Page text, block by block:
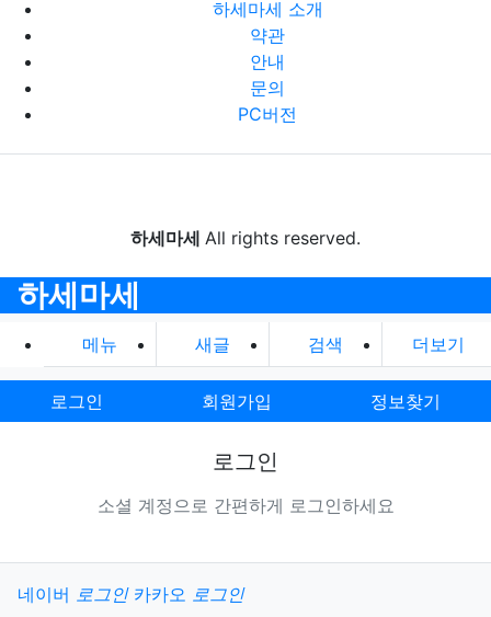
하세마세 소개
약관
안내
문의
PC버전
하세마세 All rights reserved.
하세마세
메뉴 새글 검색 더보기
로그인 회원가입 정보찾기
로그인
소셜 계정으로 간편하게 로그인하세요
소셜계정으로 로그인
네이버 로그인 카카오 로그인